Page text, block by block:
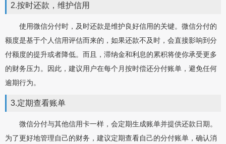
2.按时还款，维护信用
使用微信分付时，及时还款是维护良好信用的关键。微信分付的
额度是基于个人信用评估而来的，如果还款不及时，会直接影响到分
付额度的提升或者降低。而且，滞纳金和利息的累积将使你承受更多
的财务压力。因此，建议用户在每个月按时偿还分付账单，避免任何
逾期行为。
3.定期查看账单
微信分付与其他信用卡一样，会定期生成账单并提供还款日期。
为了更好地管理自己的财务，建议定期查看自己的分付账单，确认消